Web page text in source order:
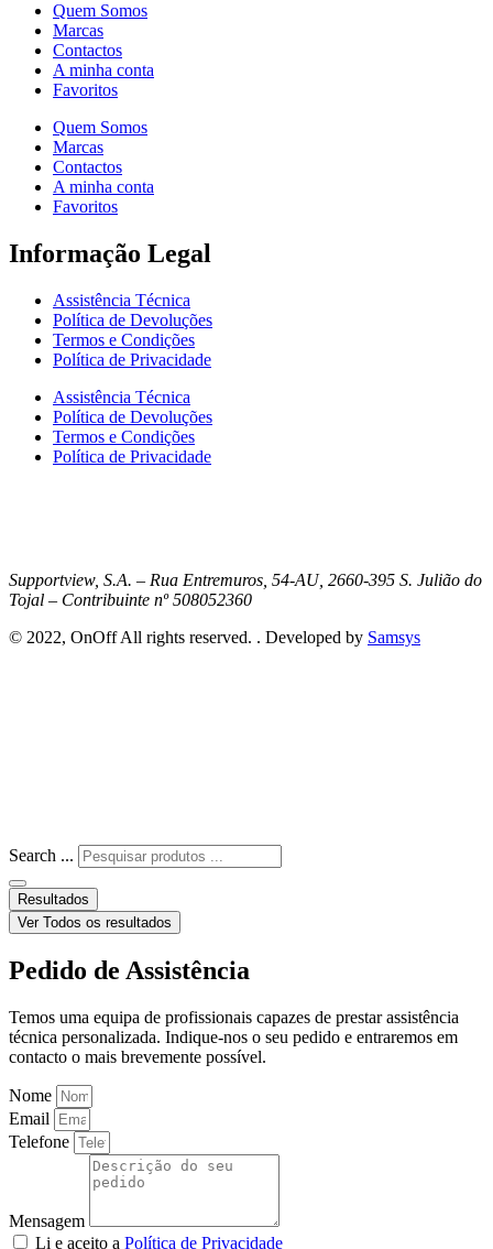
Quem Somos
Marcas
Contactos
A minha conta
Favoritos
Quem Somos
Marcas
Contactos
A minha conta
Favoritos
Informação Legal
Assistência Técnica
Política de Devoluções
Termos e Condições
Política de Privacidade
Assistência Técnica
Política de Devoluções
Termos e Condições
Política de Privacidade
Supportview, S.A. – Rua Entremuros, 54-AU, 2660-395 S. Julião do
Tojal – Contribuinte nº 508052360
© 2022, OnOff All rights reserved. . Developed by Samsys
Search ...
Resultados
Ver Todos os resultados
Pedido de Assistência
Temos uma equipa de profissionais capazes de prestar assistência
técnica personalizada. Indique-nos o seu pedido e entraremos em
contacto o mais brevemente possível.
Nome
Email
Telefone
Mensagem
Li e aceito a Política de Privacidade